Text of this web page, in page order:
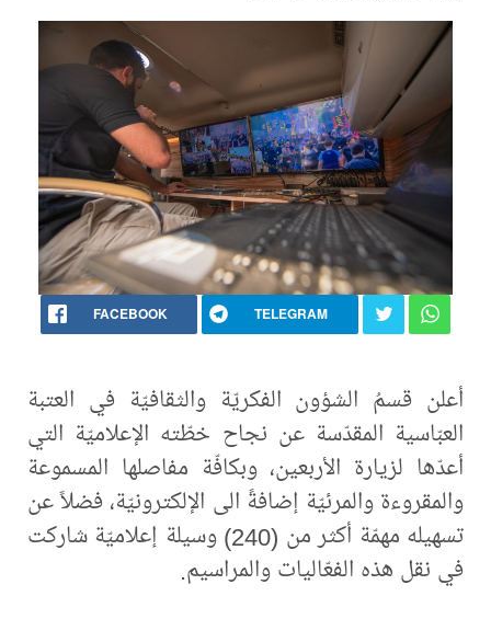
FACEBOOK TELEGRAM
أعلن قسمُ الشؤون الفكريّة والثقافيّة في العتبة
العبّاسية المقدّسة عن نجاح خطّته الإعلاميّة التي
أعدّها لزيارة الأربعين، وبكافّة مفاصلها المسموعة
والمقروءة والمرئيّة إضافةً الى الإلكترونيّة، فضلاً عن
تسهيله مهمّة أكثر من (240) وسيلة إعلاميّة شاركت
في نقل هذه الفعّاليات والمراسيم.